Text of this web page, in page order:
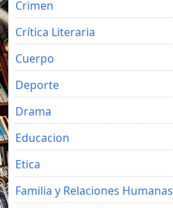
Crimen
Crítica Literaria
Cuerpo
Deporte
Drama
Educacion
Etica
Familia y Relaciones Humanas